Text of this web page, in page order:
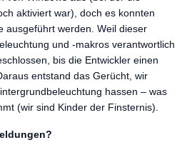
aktiviert war), doch es konnten
ausgeführt werden. Weil dieser
und -makros verantwortlich
bis die Entwickler einen
entstand das Gerücht, wir
hassen – was
(wir sind Kinder der Finsternis).